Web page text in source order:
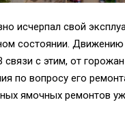
исчерпал свой
состоянии.
с этим, от
по вопросу его
ямочных ремонтов